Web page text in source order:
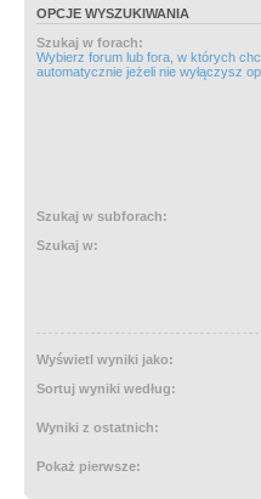
OPCJE WYSZUKIWANIA
Szukaj w forach:
Wybierz forum lub fora, w których
automatycznie jeżeli nie wyłączysz
Szukaj w subforach:
Szukaj w:
Wyświetl wyniki jako:
Sortuj wyniki według:
Wyniki z ostatnich:
Pokaż pierwsze: